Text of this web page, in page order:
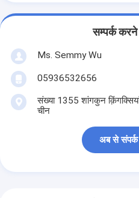
सम्पर्क करने
Ms. Semmy Wu
05936532656
संख्या 1355 शांगकुन
चीन
अब से